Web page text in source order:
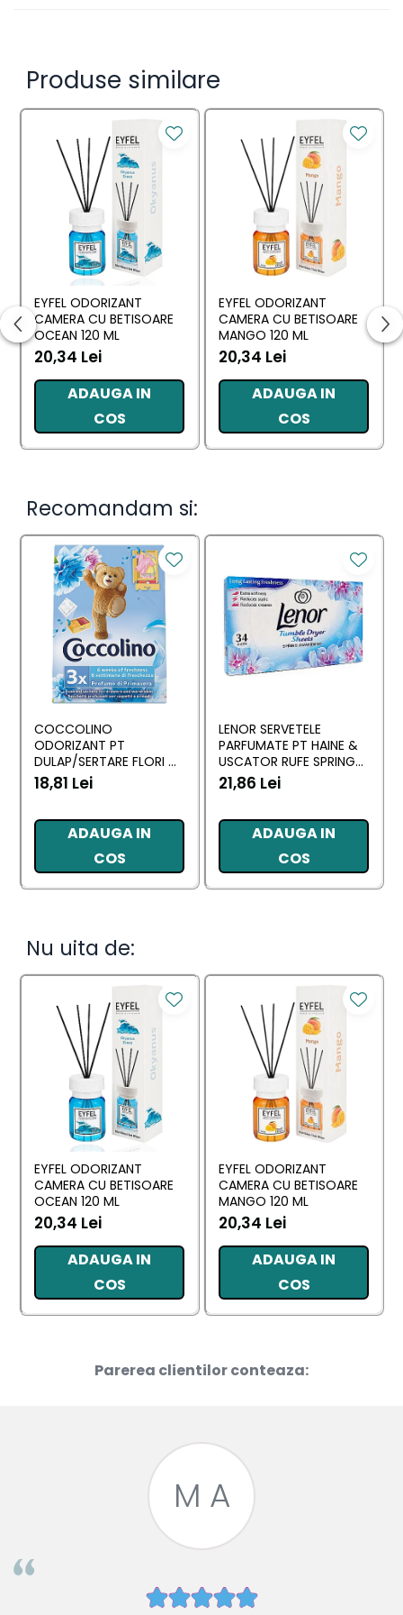
fără alcool și pe bază de apă a spray-ului Yumoș Home
& Textile testat dermatologic, poți aduce prospețimea
este în mâinile tale să folosești aromele Yumoș
oricând vrei și cu intensitatea pe care o dorești.
Încercați reînnoit Yumoș Home & Textile Spray și
bucurați-vă de minunatele arome Yumoș!
Produse similare
EYFEL ODORIZANT
CAMERA CU BETISOARE
OCEAN 120 ML
20,34 Lei
ADAUGA IN
COS
EYFEL ODORIZANT
CAMERA CU BETISOARE
MANGO 120 ML
20,34 Lei
ADAUGA IN
COS
Recomandam si:
COCCOLINO
ODORIZANT PT
DULAP/SERTARE FLORI DI
PRIMAVERA 3 BUC
18,81 Lei
ADAUGA IN
COS
LENOR SERVETELE
PARFUMATE PT HAINE &
USCATOR RUFE SPRING
AWAKENING 34 BUC
21,86 Lei
ADAUGA IN
COS
Nu uita de:
EYFEL ODORIZANT
CAMERA CU BETISOARE
OCEAN 120 ML
20,34 Lei
ADAUGA IN
COS
EYFEL ODORIZANT
CAMERA CU BETISOARE
MANGO 120 ML
20,34 Lei
ADAUGA IN
COS
Parerea clientilor conteaza:
M A